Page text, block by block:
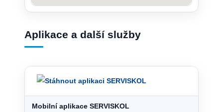
Aplikace a další služby
Mobilní aplikace SERVISKOL